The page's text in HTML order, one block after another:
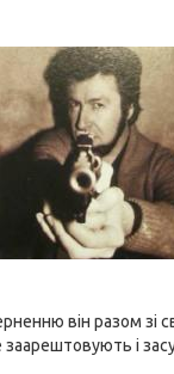
він разом зі
і